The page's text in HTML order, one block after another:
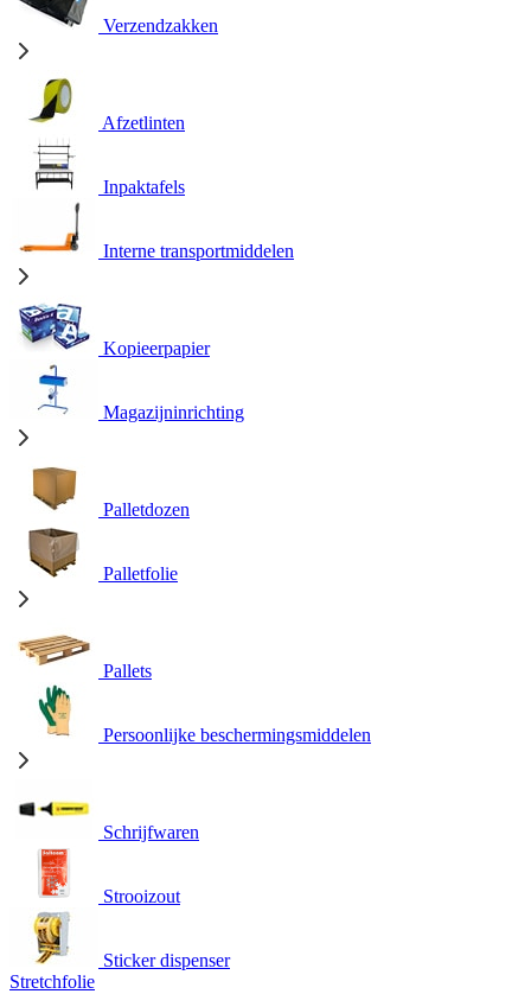
Verzendzakken
Afzetlinten
Inpaktafels
Interne transportmiddelen
Kopieerpapier
Magazijninrichting
Palletdozen
Palletfolie
Pallets
Persoonlijke beschermingsmiddelen
Schrijfwaren
Strooizout
Sticker dispenser
Stretchfolie